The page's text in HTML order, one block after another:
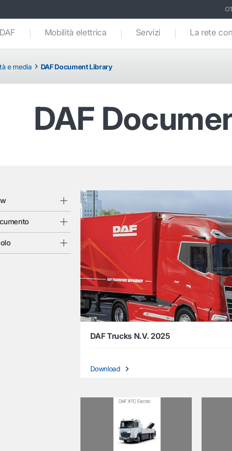
Mobilità elettrica Servizi La rete
e media DAF Document Library
DAF
DAF Trucks N.V. 2025
Download